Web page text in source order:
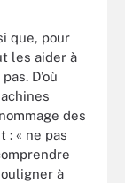
que, pour
les aider à
D’où
des
: « ne pas
à